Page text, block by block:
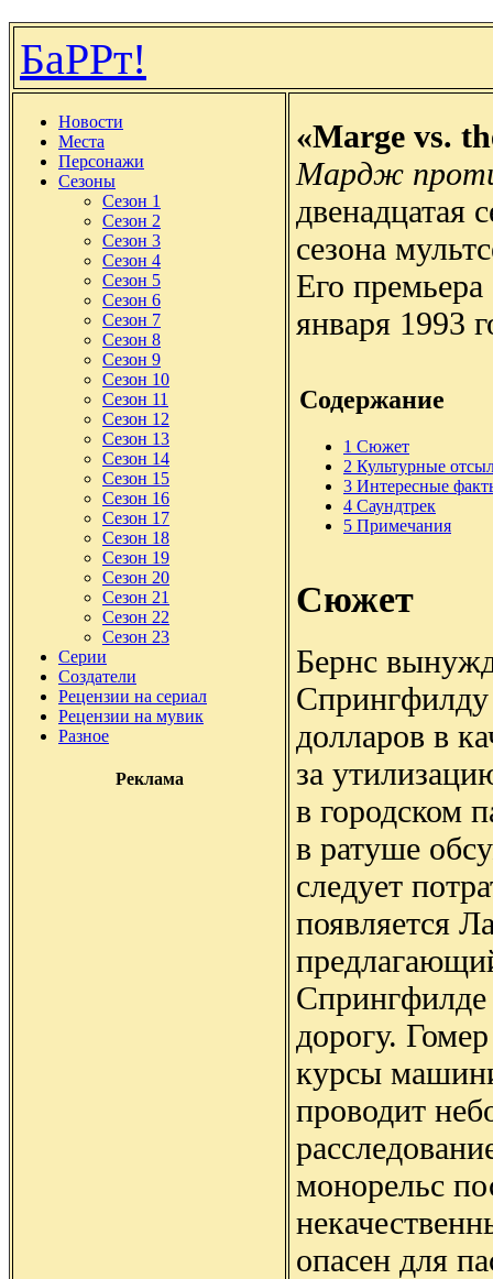
БаРРт!
Новости
Места
Персонажи
Сезоны
Сезон 1
Сезон 2
Сезон 3
Сезон 4
Сезон 5
Сезон 6
Сезон 7
Сезон 8
Сезон 9
Сезон 10
Сезон 11
Сезон 12
Сезон 13
Сезон 14
Сезон 15
Сезон 16
Сезон 17
Сезон 18
Сезон 19
Сезон 20
Сезон 21
Сезон 22
Сезон 23
Серии
Создатели
Рецензии на сериал
Рецензии на мувик
Разное
Реклама
«Marge vs.
Мардж
двенадцатая
сезона
Его премьера
января 1993
Содержание
1 Сюжет
2 Культурные
3 Интересные
4 Саундтрек
5 Примечания
Сюжет
Бернс
долларов в
за
в городском
в ратуше
следует
появляется
дорогу.
курсы
проводит
монорельс
опасен для